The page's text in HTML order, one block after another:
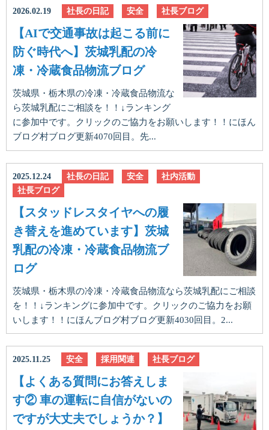
2026.02.19 社長の日記 安全 社長ブログ
【AIで交通事故は起こる前に
防ぐ時代へ】茨城乳配の冷
凍・冷蔵食品物流ブログ
茨城県・栃木県の冷凍・冷蔵食品物流な
ら茨城乳配にご相談を！！↓ランキング
に参加中です。クリックのご協力をお願いします！！にほん
ブログ村ブログ更新4070回目。先...
2025.12.24 社長の日記 安全
社内活動
社長ブログ
【スタッドレスタイヤへの履
き替えを進めています】茨城
乳配の冷凍・冷蔵食品物流ブ
ログ
茨城県・栃木県の冷凍・冷蔵食品物流なら茨城乳配にご相談
を！！↓ランキングに参加中です。クリックのご協力をお願
いします！！にほんブログ村ブログ更新4030回目。2...
2025.11.25 安全 採用関連 社長ブログ
【よくある質問にお答えしま
す② 車の運転に自信がないの
ですが大丈夫でしょうか？】